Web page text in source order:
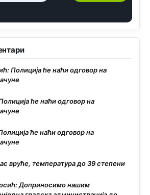
Полиција ће наћи одговор на
ће наћи одговор на
ће наћи одговор на
вруће, температура до 39 степени
Доприносимо нашим